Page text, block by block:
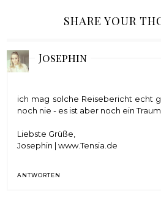
SHARE YOUR
Josephin
ich mag solche Reisebericht echt
noch nie - es ist aber noch ein
Liebste Grüße,
Josephin |www.Tensia.de
ANTWORTEN